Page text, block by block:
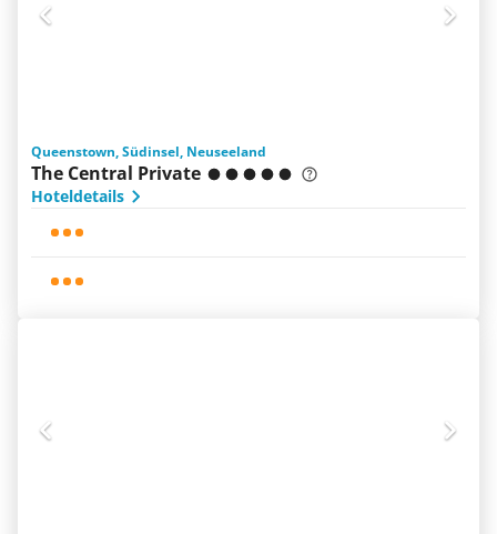
Queenstown, Südinsel, Neuseeland
The Central Private
Hoteldetails